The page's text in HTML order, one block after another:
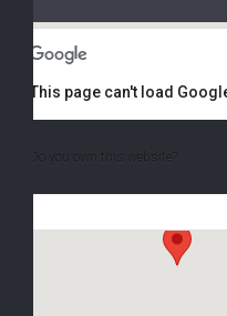
Événements
This page can't load
Do you own this website?